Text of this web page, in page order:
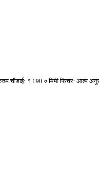
१ 190 ० मिमी फिचर: आत्म